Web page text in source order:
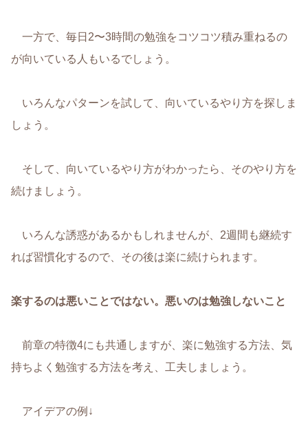
一方で、毎日2〜3時間の勉強をコツコツ積み重ねるの
が向いている人もいるでしょう。
いろんなパターンを試して、向いているやり方を探しま
しょう。
そして、向いているやり方がわかったら、そのやり方を
続けましょう。
いろんな誘惑があるかもしれませんが、2週間も継続す
れば習慣化するので、その後は楽に続けられます。
楽するのは悪いことではない。悪いのは勉強しないこと
前章の特徴4にも共通しますが、楽に勉強する方法、気
持ちよく勉強する方法を考え、工夫しましょう。
アイデアの例↓